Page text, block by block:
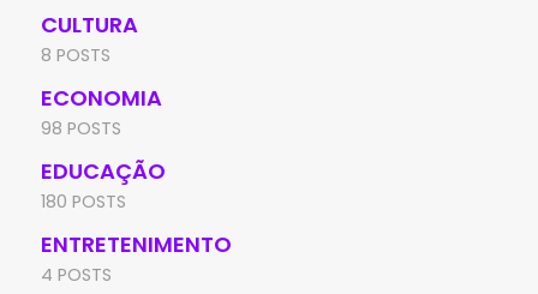
CULTURA
8 POSTS
ECONOMIA
98 POSTS
EDUCAÇÃO
180 POSTS
ENTRETENIMENTO
4 POSTS